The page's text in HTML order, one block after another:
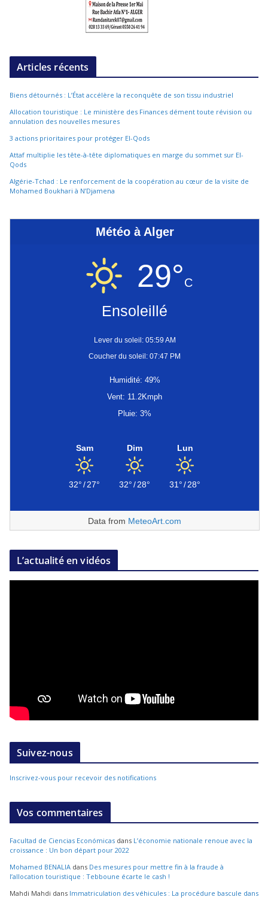
Articles récents
Biens détournés : L’État accélère la reconquête de son tissu industriel
Allocation touristique : Le ministère des Finances dément toute révision ou
annulation des nouvelles mesures
3 actions prioritaires pour protéger El-Qods
Attaf multiplie les tête-à-tête diplomatiques en marge du sommet sur El-
Qods
Algérie-Tchad : Le renforcement de la coopération au cœur de la visite de
Mohamed Boukhari à N’Djamena
Météo à Alger
29°C
Ensoleillé
Lever du soleil: 05:59 AM
Coucher du soleil: 07:47 PM
Humidité: 49%
Vent: 11.2Kmph
Pluie: 3%
Sam
32°/27°
Dim
32°/28°
Lun
31°/28°
Data from MeteoArt.com
L’actualité en vidéos
Suivez-nous
Inscrivez-vous pour recevoir des notifications
Vos commentaires
Facultad de Ciencias Económicas dans L’économie nationale renoue avec la
croissance : Un bon départ pour 2022
Mohamed BENALIA dans Des mesures pour mettre fin à la fraude à
l’allocation touristique : Tebboune écarte le cash !
Mahdi Mahdi dans Immatriculation des véhicules : La procédure bascule dans